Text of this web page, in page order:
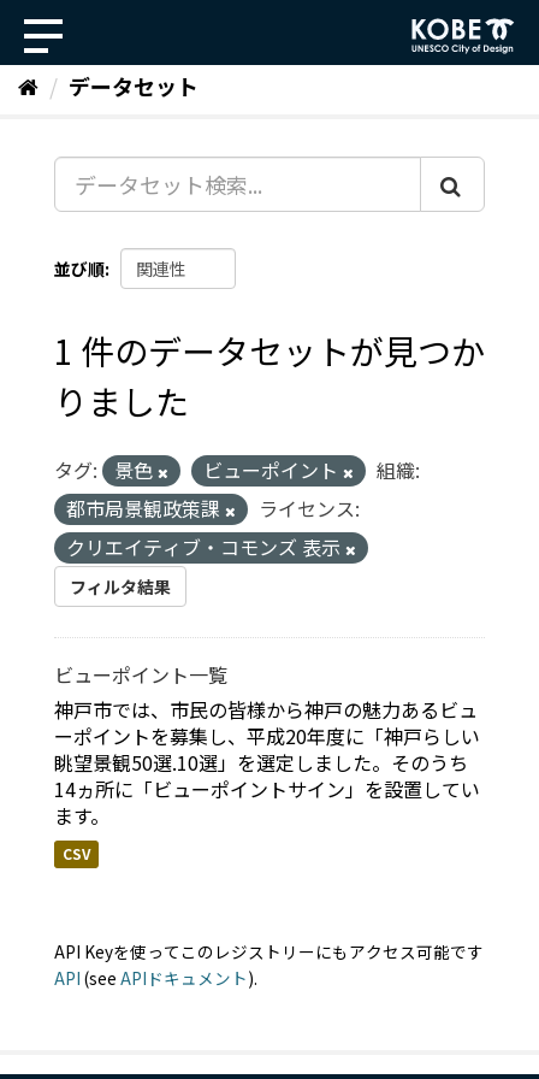
ッ
データセット
並び順
1 件のデータセットが見つか
りました
タグ: 景色 ビューポイント
組織:
都市局景観政策課
ライセンス:
クリエイティブ・コモンズ 表示
フィルタ結果
ビューポイント一覧
神戸市では、市民の皆様から神戸の魅力あるビュ
ーポイントを募集し、平成20年度に「神戸らしい
眺望景観50選.10選」を選定しました。そのうち
14ヵ所に「ビューポイントサイン」を設置してい
ます。
CSV
API Keyを使ってこのレジストリーにもアクセス可能です
API (see APIドキュメント).